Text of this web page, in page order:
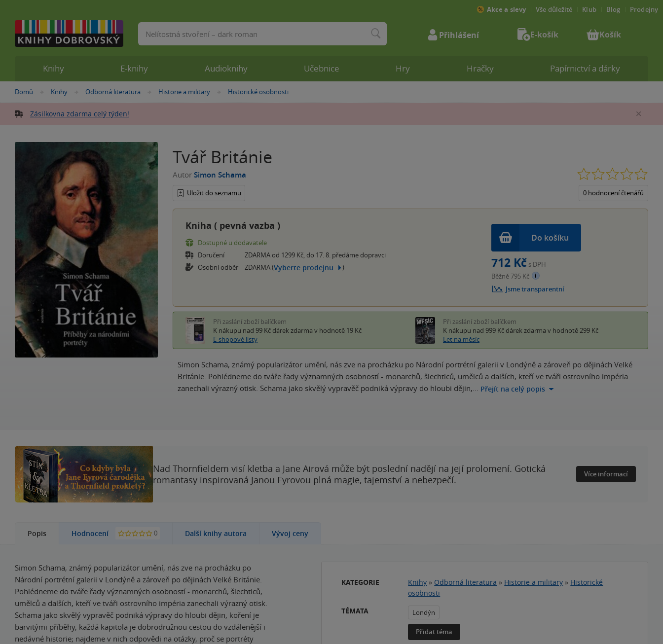
Nacházíte
zde:
Domů »
Knihy »
Odborná literatura »Historie a military »Historické osobnosti
Zásilkovna zdarma celý týden!
Tvář Británie
Autor Simon Schama
Uložit do seznamu 0 hodnocení čtenářů
Kniha ( pevná vazba )
Dostupné u dodavatele
Doručení
ZDARMA od 1299 Kč, do 17. 8. předáme dopravci
Osobní odběr
ZDARMA (Vyberte prodejnu )
Do košíku
712 Kč s DPH
Běžně 795 Kč
Jsme transparentní
Při zaslání zboží balíčkem
K nákupu nad 99 Kč dárek zdarma v hodnotě 19 Kč
E-shopové listy
Při zaslání zboží balíčkem
K nákupu nad 999 Kč dárek zdarma v hodnotě 299 Kč
Let na měsíc
Simon Schama, známý popularizátor umění, nás zve na procházku po Národní portrétní galerii v Londýně a zároveň po dějinách Velké
Británie. Pohlédneme do tváře řady významných osobností - monarchů, šlechticů, umělců a dalších, kteří ve tváři ostrovního impéria
zanechali výrazný otisk. Schama jako skvělý vypravěč podniká výpravy do hloubi dějin,… Přejít na celý popis
Nad Thornfieldem visí kletba a Jane Airová může být poslední nadějí na její prolomení. Gotická
romantasy inspirovaná Janou Eyrovou plná magie, tajemství a nebezpečí.
Více informací
Popis Hodnocení 0 Další knihy autora Vývoj ceny
Simon Schama, známý popularizátor umění, nás zve na procházku po
Národní portrétní galerii v Londýně a zároveň po dějinách Velké Británie.
Pohlédneme do tváře řady významných osobností - monarchů, šlechticů,
umělců a dalších, kteří ve tváři ostrovního impéria zanechali výrazný otisk.
Schama jako skvělý vypravěč podniká výpravy do hloubi dějin, koření je
barvitými příběhy, každá kapitola je dobrodružnou cestou do vzdálenější i
nedávné historie; najdeme v nich odpovědi na otázky, proč se portréty
KATEGORIE Knihy » Odborná literatura » Historie a military » Historické
osobnosti
TÉMATA
Londýn
Přidat téma
Knihy E-knihy Audioknihy Učebnice Hry Hračky Papírnictví a dárky
Akce a slevy Vše důležité Klub Blog Prodejny
Vyhledávání Přihlášení E-košík Košík